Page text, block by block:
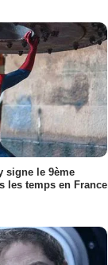
signe le 9ème
les temps en France